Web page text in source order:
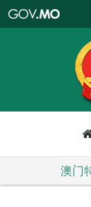
特
政
区
政
口
澳门